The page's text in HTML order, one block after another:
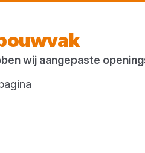
wij aangepaste